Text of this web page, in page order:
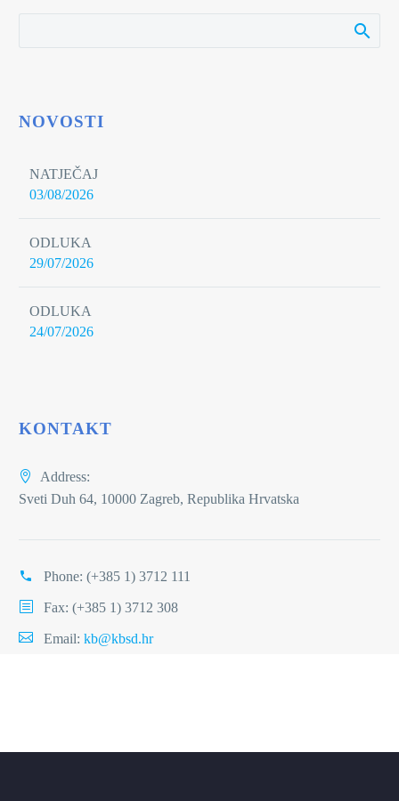
NOVOSTI
NATJEČAJ
03/08/2026
ODLUKA
29/07/2026
ODLUKA
24/07/2026
KONTAKT
Address:
Sveti Duh 64, 10000 Zagreb, Republika Hrvatska
Phone: (+385 1) 3712 111
Fax: (+385 1) 3712 308
Email: kb@kbsd.hr